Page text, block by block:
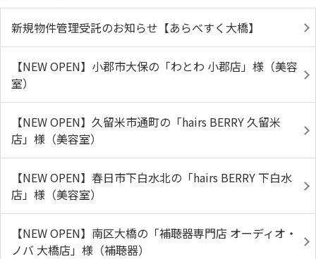
新規物件管理受託のお知らせ【あらべすく大橋】
【NEW OPEN】小郡市大保の「わとわ 小郡店」様（美容
室）
【NEW OPEN】久留米市通町の「hairs BERRY 久留米
店」様（美容室）
【NEW OPEN】春日市下白水北の「hairs BERRY 下白水
店」様（美容室）
【NEW OPEN】南区大橋の「補聴器専門店 オーディオ・
ノバ 大橋店」様（補聴器）